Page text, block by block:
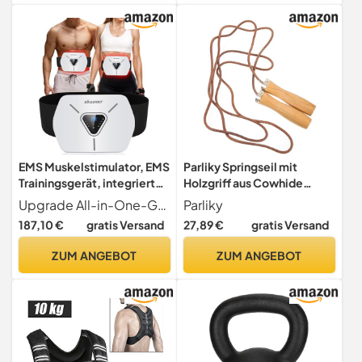
Ausdauertraining
EMS Muskelstimulator, EMS
Trainingsgerät, integrierter
EMS Bauchtrainer, 8 Modi
und 30 Stufen, elektrischer
EMS Bauchmuskeltrainer
geeignet für
Upgrade All-in-One-Gerät Unser EMS-Muskelstimulator verwendet fortschrittliche EMS-Technologie, um sanftere und stabilere Mikrostromimpulse zu erzeugen, die eine autonome Muskelkontraktion fördern. Das All-in-One-Design erfordert keinen Gelwechsel und ist einfach zu bedienen. Die Trainingseffekte sind stabiler und komfortabler als bei traditionellen Bauchmuskelstimulatoren. Es hilft Ihnen, Ihre Muskelkraft effektiv zu steigern, Bauchfett zu verbrennen und die Kernkraft zu erhalten.
187,10 € gratis Versand
ZUM ANGEBOT
Parliky Springseil mit
Holzgriff aus Cowhide
Komfortabler Griff Tragbar
für Fitness und Übung im
Innen und Außenbereich
Parliky
27,89 € gratis Versand
ZUM ANGEBOT